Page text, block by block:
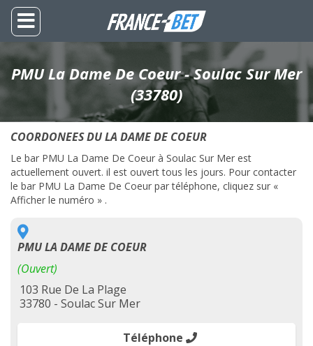
PMU La Dame De Coeur - Soulac Sur Mer
(33780)
COORDONEES DU LA DAME DE COEUR
Le bar PMU La Dame De Coeur à Soulac Sur Mer est
actuellement ouvert. il est ouvert tous les jours. Pour contacter
le bar PMU La Dame De Coeur par téléphone, cliquez sur «
Afficher le numéro » .
PMU LA DAME DE COEUR
(Ouvert)
103 Rue De La Plage
33780 - Soulac Sur Mer
Téléphone